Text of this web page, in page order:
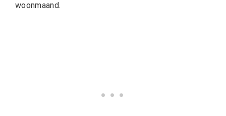
woonmaand.